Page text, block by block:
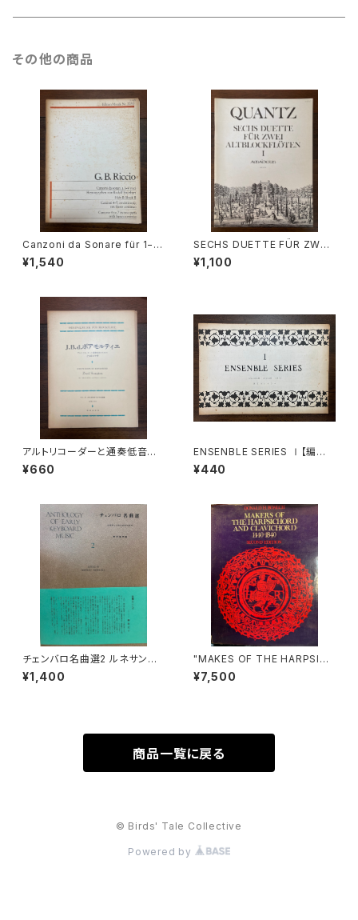
古楽以外
その他の商品
Canzoni da Sonare für 1−4
stimmen und Basso Contin
uo 4−7【著者：GIOVANNI BA
¥1,540
SECHS DUETTE FÜR ZWEI
ALTBLÖCKFLÖTEN Ⅰ【著
者：Johann Joachim Quant
¥1,100
アルトリコーダーと通奏低音の
ための2つのソナタ【著者：JOSE
PH BODIN DE BOISMORTIE
¥660
ENSENBLE SERIES Ⅰ【編集：
東京コレギウム】出版社：東京コ
レギウム出版部
¥440
チェンバロ名曲選2 ルネサンス
からロココまで【編集：野村満
男】出版：東京コレギウム 199
¥1,400
"MAKES OF THE HARPSICH
ORD AND CLAVICHORD 14
40-1840 SECOND EDITION
¥7,500
商品一覧に戻る
© Birds' Tale Collective
Powered by